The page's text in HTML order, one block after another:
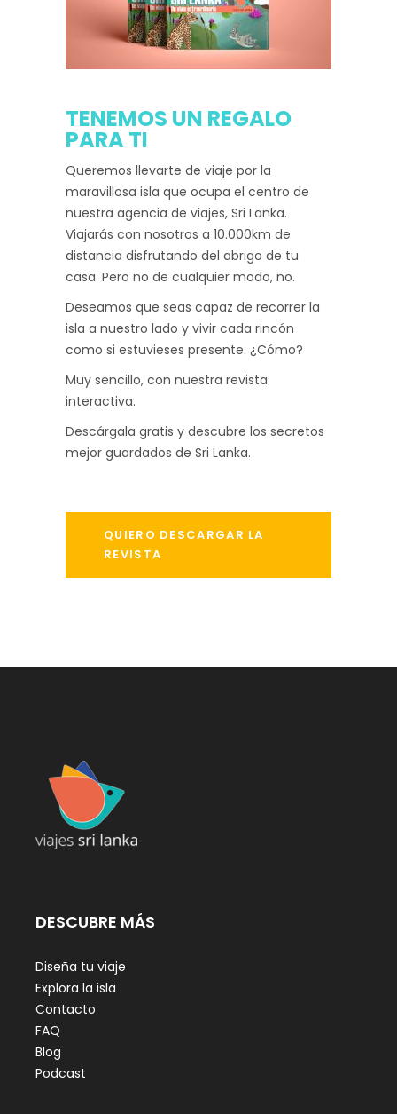
TENEMOS UN REGALO
PARA TI
Queremos llevarte de viaje por la
maravillosa isla que ocupa el centro de
nuestra agencia de viajes, Sri Lanka.
Viajarás con nosotros a 10.000km de
distancia disfrutando del abrigo de tu
casa. Pero no de cualquier modo, no.
Deseamos que seas capaz de recorrer la
isla a nuestro lado y vivir cada rincón
como si estuvieses presente. ¿Cómo?
Muy sencillo, con nuestra revista
interactiva.
Descárgala gratis y descubre los secretos
mejor guardados de Sri Lanka.
QUIERO DESCARGAR LA
REVISTA
DESCUBRE MÁS
Diseña tu viaje
Explora la isla
Contacto
FAQ
Blog
Podcast